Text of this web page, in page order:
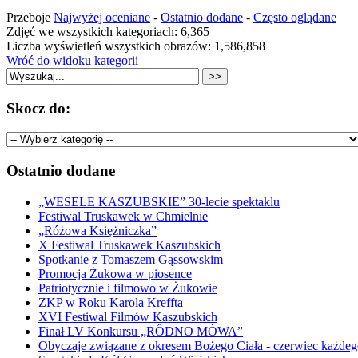
Przeboje Najwyżej oceniane - Ostatnio dodane - Często oglądane
Zdjęć we wszystkich kategoriach: 6,365
Liczba wyświetleń wszystkich obrazów: 1,586,858
Wróć do widoku kategorii
Skocz do:
Ostatnio dodane
„WESELE KASZUBSKIE” 30-lecie spektaklu
Festiwal Truskawek w Chmielnie
„Różowa Księżniczka”
X Festiwal Truskawek Kaszubskich
Spotkanie z Tomaszem Gąssowskim
Promocja Żukowa w piosence
Patriotycznie i filmowo w Żukowie
ZKP w Roku Karola Kreffta
XVI Festiwal Filmów Kaszubskich
Finał LV Konkursu „RÔDNO MÒWA”
Obyczaje związane z okresem Bożego Ciała - czerwiec